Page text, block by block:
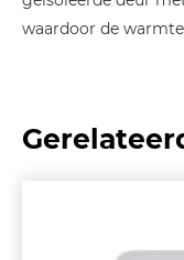
waardoor de